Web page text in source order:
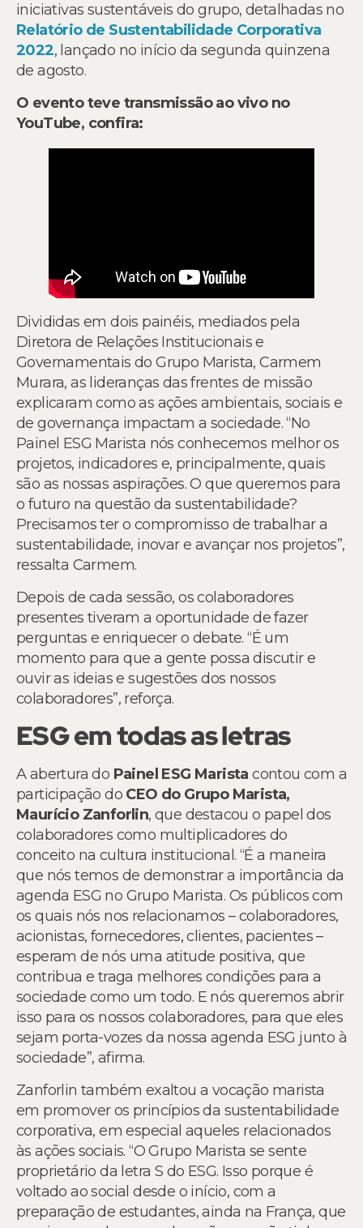
iniciativas sustentáveis do grupo, detalhadas no
Relatório de Sustentabilidade Corporativa
2022, lançado no início da segunda quinzena
de agosto.
O evento teve transmissão ao vivo no
YouTube, confira:
Divididas em dois painéis, mediados pela
Diretora de Relações Institucionais e
Governamentais do Grupo Marista, Carmem
Murara, as lideranças das frentes de missão
explicaram como as ações ambientais, sociais e
de governança impactam a sociedade. “No
Painel ESG Marista nós conhecemos melhor os
projetos, indicadores e, principalmente, quais
são as nossas aspirações. O que queremos para
o futuro na questão da sustentabilidade?
Precisamos ter o compromisso de trabalhar a
sustentabilidade, inovar e avançar nos projetos”,
ressalta Carmem.
Depois de cada sessão, os colaboradores
presentes tiveram a oportunidade de fazer
perguntas e enriquecer o debate. “É um
momento para que a gente possa discutir e
ouvir as ideias e sugestões dos nossos
colaboradores”, reforça.
ESG em todas as letras
A abertura do Painel ESG Marista contou com a
participação do CEO do Grupo Marista,
Maurício Zanforlin, que destacou o papel dos
colaboradores como multiplicadores do
conceito na cultura institucional. “É a maneira
que nós temos de demonstrar a importância da
agenda ESG no Grupo Marista. Os públicos com
os quais nós nos relacionamos – colaboradores,
acionistas, fornecedores, clientes, pacientes –
esperam de nós uma atitude positiva, que
contribua e traga melhores condições para a
sociedade como um todo. E nós queremos abrir
isso para os nossos colaboradores, para que eles
sejam porta-vozes da nossa agenda ESG junto à
sociedade”, afirma.
Zanforlin também exaltou a vocação marista
em promover os princípios da sustentabilidade
corporativa, em especial aqueles relacionados
às ações sociais. “O Grupo Marista se sente
proprietário da letra S do ESG. Isso porque é
voltado ao social desde o início, com a
preparação de estudantes, ainda na França, que